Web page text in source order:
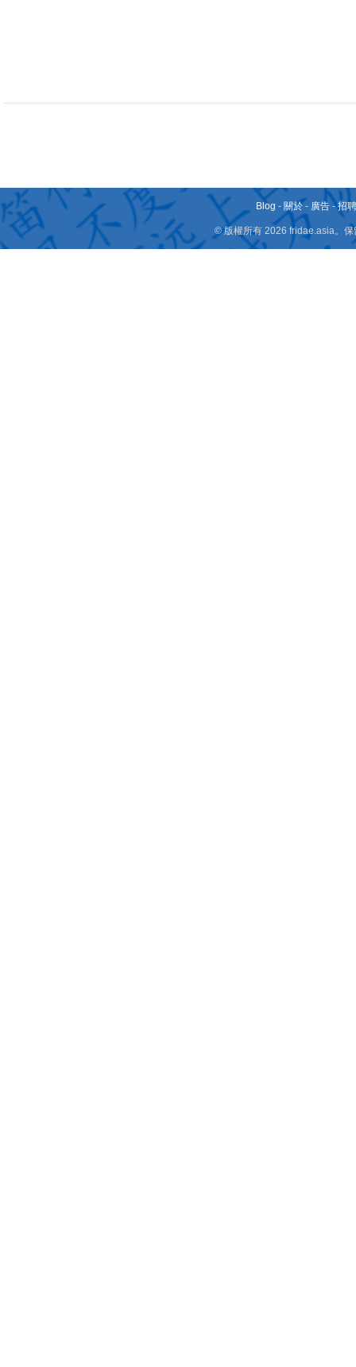
Blog - 關於 - 廣告 -招
© 版權所有 2026 fridae.asia。